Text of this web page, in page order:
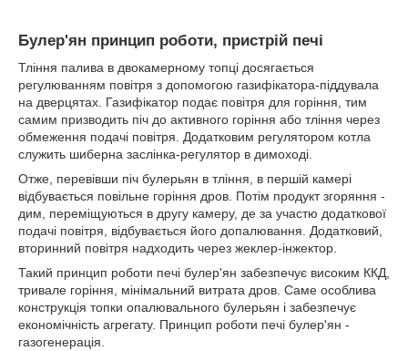
Булер'ян принцип роботи, пристрій печі
Тління палива в двокамерному топці досягається
регулюванням повітря з допомогою газифікатора-піддувала
на дверцятах. Газифікатор подає повітря для горіння, тим
самим призводить піч до активного горіння або тління через
обмеження подачі повітря. Додатковим регулятором котла
служить шиберна заслінка-регулятор в димоході.
Отже, перевівши піч булерьян в тління, в першій камері
відбувається повільне горіння дров. Потім продукт згоряння -
дим, переміщуються в другу камеру, де за участю додаткової
подачі повітря, відбувається його допалювання. Додатковий,
вторинний повітря надходить через жеклер-інжектор.
Такий принцип роботи печі булер'ян забезпечує високим ККД,
тривале горіння, мінімальний витрата дров. Саме особлива
конструкція топки опалювального булерьян і забезпечує
економічність агрегату. Принцип роботи печі булер'ян -
газогенерація.